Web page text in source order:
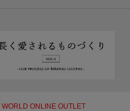
WORLD ONLINE OUTLET